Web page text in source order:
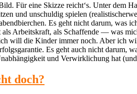
Für eine Skizze reicht‘s. Unter
und unschuldig spielen
Es geht nicht darum,
als Arbeitskraft, als Schaffende — was
will die Kinder immer noch. Aber ich
Es geht auch nicht
und Verwirklichung hat
doch?